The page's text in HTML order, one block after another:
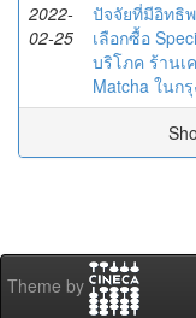
2022-
02-25
ปัจจัยที่มีอิทธิ
เลือกซื้อ
บริโภค ร้านเ
Matcha ในก
Theme by